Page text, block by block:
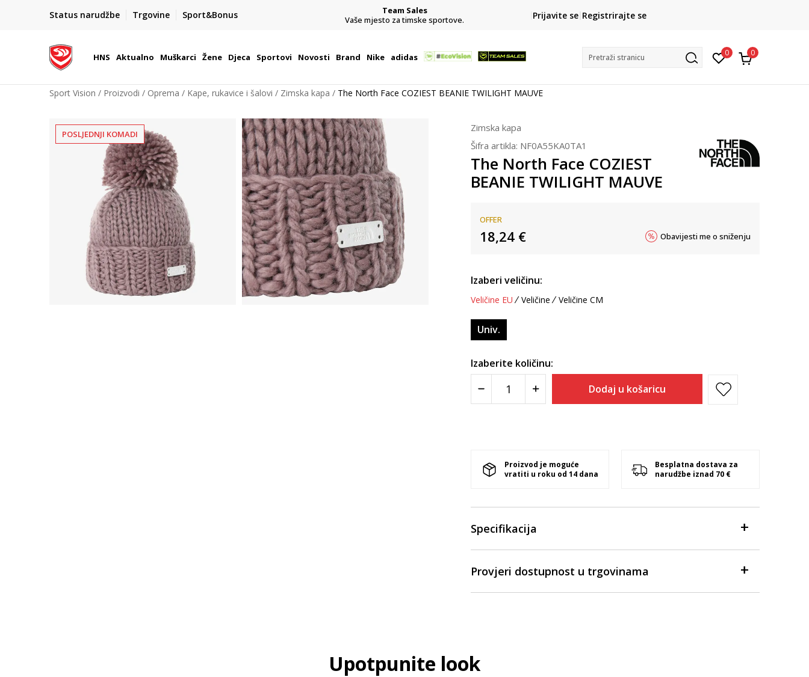
Status narudžbe Trgovine Sport&Bonus
BOX NOW
Dostava 1,50 €
| Više od 800 paketomata u Hrvatskoj
Team Sales
Vaše mjesto za timske sportove.
CLICK& COLLECT
besplatno preuzimanje u trgovini
Prijavite se Registrirajte se
HNS Aktualno Muškarci Žene Djeca Sportovi Novosti Brand Nike adidas Pretraži stranicu 0 0
Sport Vision Proizvodi Oprema Kape, rukavice i šalovi Zimska kapa The North Face COZIEST BEANIE TWILIGHT MAUVE
POSLJEDNJI KOMADI
Zimska kapa
Šifra artikla: NF0A55KA0TA1
The North Face COZIEST
BEANIE TWILIGHT MAUVE
OFFER
18,24 € Obavijesti me o sniženju
Izaberi veličinu:
Veličine EU Veličine Veličine CM
Univ.
Izaberite količinu:
Dodaj u košaricu
Proizvod je moguće
vratiti u roku od 14 dana
Besplatna dostava za
narudžbe iznad 70 €
Specifikacija
Provjeri dostupnost u trgovinama
Upotpunite look